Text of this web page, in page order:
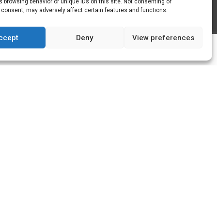
browsing behavior or unique IDs on this site. Not consenting or
may adversely affect certain features and functions.
Deny View preferences
Rappelez
ok, merci c'est noté !